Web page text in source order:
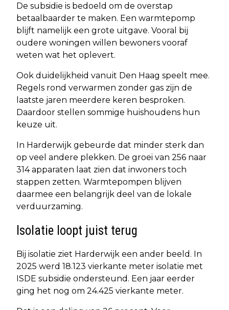
De subsidie is bedoeld om de overstap
betaalbaarder te maken. Een warmtepomp
blijft namelijk een grote uitgave. Vooral bij
oudere woningen willen bewoners vooraf
weten wat het oplevert.
Ook duidelijkheid vanuit Den Haag speelt mee.
Regels rond verwarmen zonder gas zijn de
laatste jaren meerdere keren besproken.
Daardoor stellen sommige huishoudens hun
keuze uit.
In Harderwijk gebeurde dat minder sterk dan
op veel andere plekken. De groei van 256 naar
314 apparaten laat zien dat inwoners toch
stappen zetten. Warmtepompen blijven
daarmee een belangrijk deel van de lokale
verduurzaming.
Isolatie loopt juist terug
Bij isolatie ziet Harderwijk een ander beeld. In
2025 werd 18.123 vierkante meter isolatie met
ISDE subsidie ondersteund. Een jaar eerder
ging het nog om 24.425 vierkante meter.